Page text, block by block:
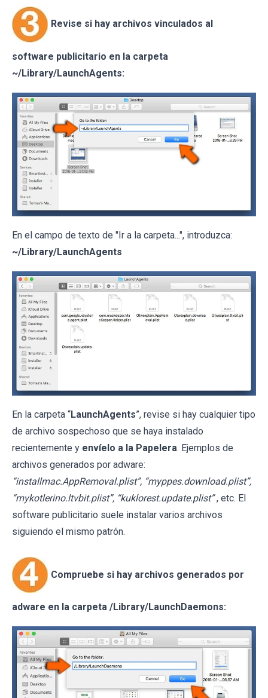
Revise si hay archivos vinculados al
software publicitario en la carpeta
~/Library/LaunchAgents:
En el campo de texto de "Ir a la carpeta...", introduzca:
~/Library/LaunchAgents
En la carpeta “LaunchAgents”, revise si hay cualquier tipo
de archivo sospechoso que se haya instalado
recientemente y envíelo a la Papelera. Ejemplos de
archivos generados por adware:
“installmac.AppRemoval.plist”, “myppes.download.plist”,
“mykotlerino.ltvbit.plist”, “kuklorest.update.plist” , etc. El
software publicitario suele instalar varios archivos
siguiendo el mismo patrón.
Compruebe si hay archivos generados por
adware en la carpeta /Library/LaunchDaemons: